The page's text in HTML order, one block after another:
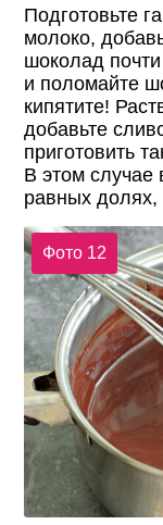
Подготовьте
молоко,
шоколад
и поломайте
кипятите!
добавьте
приготовить
В этом случае
равных
Фото 12